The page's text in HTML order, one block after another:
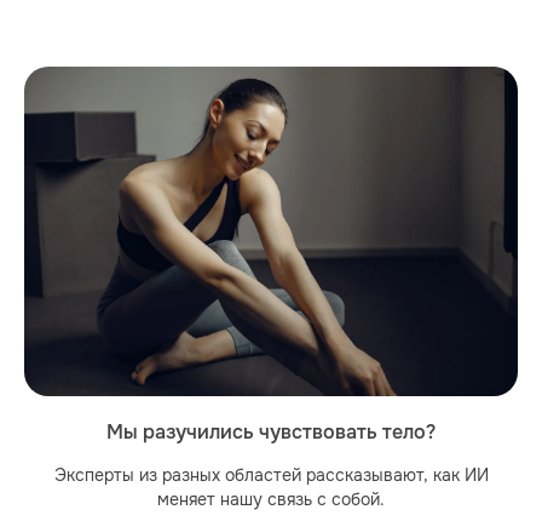
Мы разучились чувствовать тело?
Эксперты из разных областей рассказывают, как ИИ
меняет нашу связь с собой.